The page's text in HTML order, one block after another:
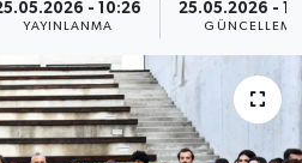
- 10:26
YAYINLANMA
25.05.2026 -
GÜNCELLEME